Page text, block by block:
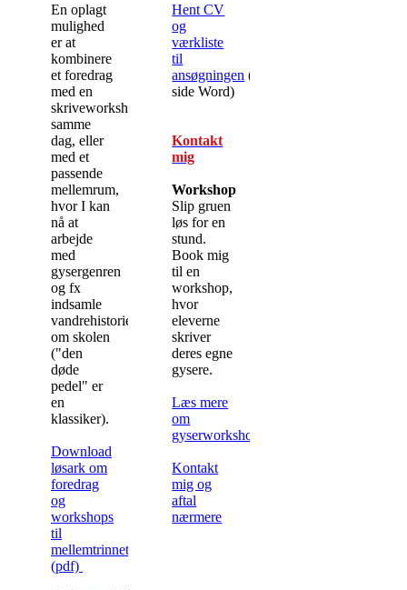
En oplagt
mulighed
er at
kombinere
et foredrag
med en
skriveworkshop,
samme
dag, eller
med et
passende
mellemrum,
hvor I kan
nå at
arbejde
med
gysergenren
og fx
indsamle
vandrehistorier
om skolen
("den
døde
pedel" er
en
klassiker).
Download
løsark om
foredrag
og
workshops
til
mellemtrinnet
(pdf)
Hent CV
og
værkliste
til
ansøgningen (1
side Word)
Kontakt
mig
Workshop
Slip gruen
løs for en
stund.
Book mig
til en
workshop,
hvor
eleverne
skriver
deres egne
gysere.
Læs mere
om
gyserworkshops
Kontakt
mig og
aftal
nærmere